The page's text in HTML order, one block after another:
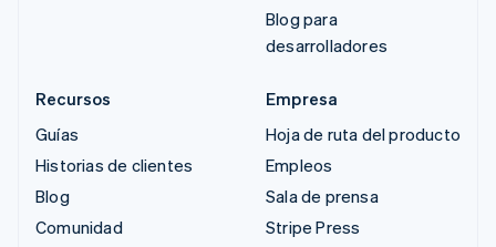
Blog para
desarrolladores
Recursos
Guías
Historias de clientes
Blog
Comunidad
Empresa
Hoja de ruta del producto
Empleos
Sala de prensa
Stripe Press